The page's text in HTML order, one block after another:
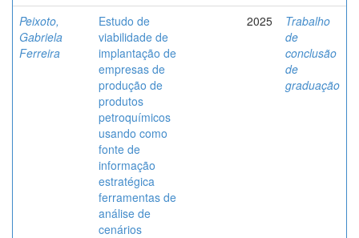
Peixoto,
Gabriela
Ferreira
Estudo de
viabilidade de
implantação de
empresas de
produção de
produtos
petroquímicos
usando como
fonte de
informação
estratégica
ferramentas de
análise de
cenários
2025
Trabalho
de
conclusão
de
graduação